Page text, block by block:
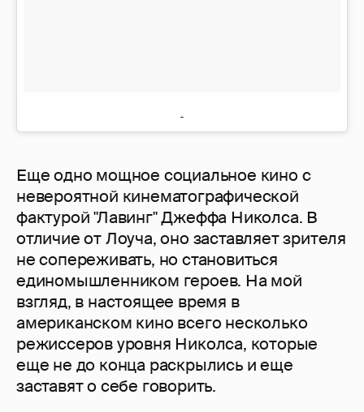
Еще одно мощное социальное кино с
невероятной кинематографической
фактурой "Лавинг" Джеффа Николса. В
отличие от Лоуча, оно заставляет зрителя
не сопереживать, но становиться
единомышленником героев. На мой
взгляд, в настоящее время в
американском кино всего несколько
режиссеров уровня Николса, которые
еще не до конца раскрылись и еще
заставят о себе говорить.